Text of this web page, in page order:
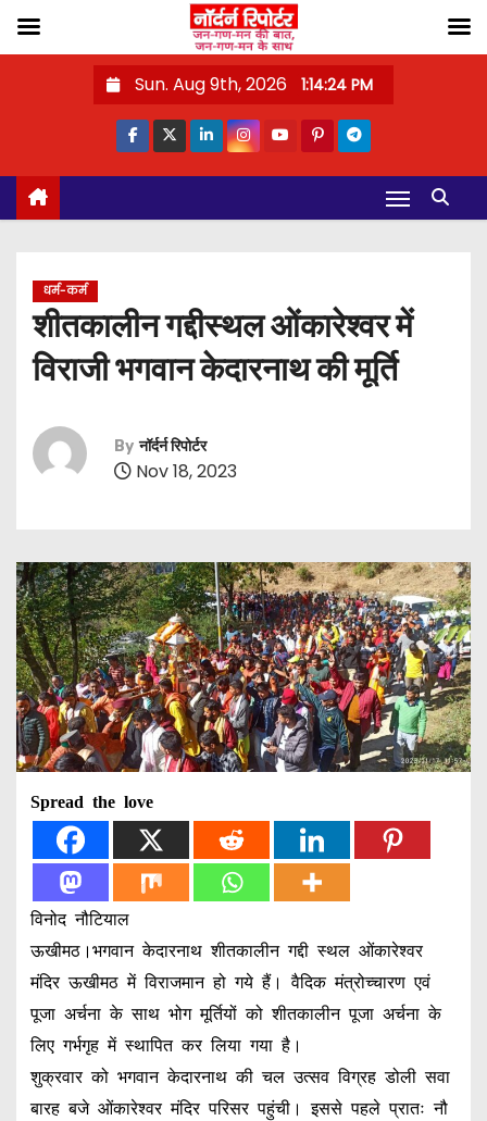
o
Sun. Aug 9th, 2026 1:14:25 PM
धर्म-कर्म
शीतकालीन गद्दीस्थल ओंकारेश्वर में
विराजी भगवान केदारनाथ की मूर्ति
By नॉर्दर्न रिपोर्टर
Nov 18, 2023
Spread the love
विनोद नौटियाल
ऊखीमठ।भगवान केदारनाथ शीतकालीन गद्दी स्थल ओंकारेश्वर
मंदिर ऊखीमठ में विराजमान हो गये हैं। वैदिक मंत्रोच्चारण एवं
पूजा अर्चना के साथ भोग मूर्तियों को शीतकालीन पूजा अर्चना के
लिए गर्भगृह में स्थापित कर लिया गया है।
शुक्रवार को भगवान केदारनाथ की चल उत्सव विग्रह डोली सवा
बारह बजे ओंकारेश्वर मंदिर परिसर पहुंची। इससे पहले प्रातः नौ